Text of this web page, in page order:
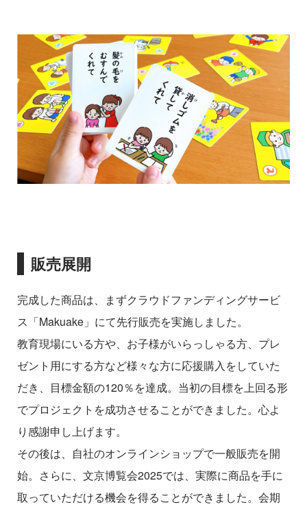
販売展開
完成した商品は、まずクラウドファンディングサービ
ス「Makuake」にて先行販売を実施しました。
教育現場にいる方や、お子様がいらっしゃる方、プレ
ゼント用にする方など様々な方に応援購入をしていた
だき、目標金額の120％を達成。当初の目標を上回る形
でプロジェクトを成功させることができました。心よ
り感謝申し上げます。
その後は、自社のオンラインショップで一般販売を開
始。さらに、文京博覧会2025では、実際に商品を手に
取っていただける機会を得ることができました。会期